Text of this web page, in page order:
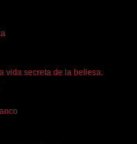
vida secreta de la bellesa.